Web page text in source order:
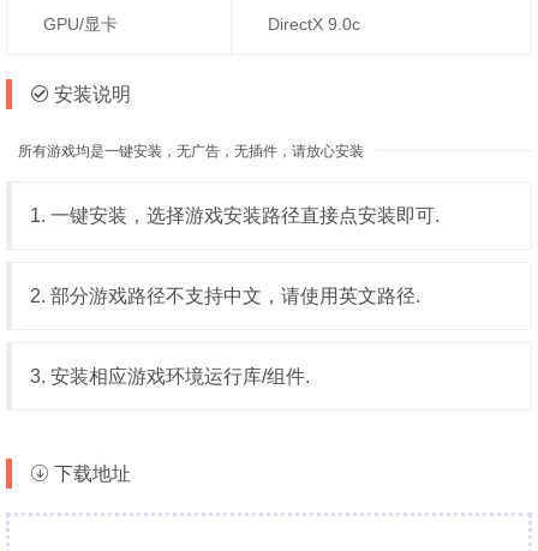
GPU/显卡 DirectX 9.0c
安装说明
所有游戏均是一键安装，无广告，无插件，请放心安装
1. 一键安装，选择游戏安装路径直接点安装即可.
2. 部分游戏路径不支持中文，请使用英文路径.
3. 安装相应游戏环境运行库/组件.
下载地址